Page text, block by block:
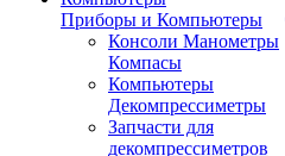
Приборы и Компьютеры
Консоли Манометры
Компасы
Компьютеры
Декомпрессиметры
Запчасти для
декомпрессиметров